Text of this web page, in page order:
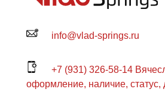
info@vlad-springs.ru
+7 (931) 326-58-14
оформление, наличие, статус,